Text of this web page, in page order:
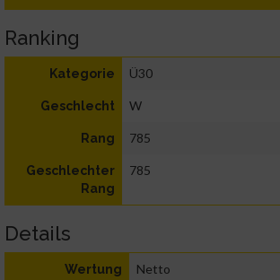
Ranking
Kategorie Ü30
Geschlecht W
Rang 785
Geschlechter
Rang
785
Details
Wertung Netto